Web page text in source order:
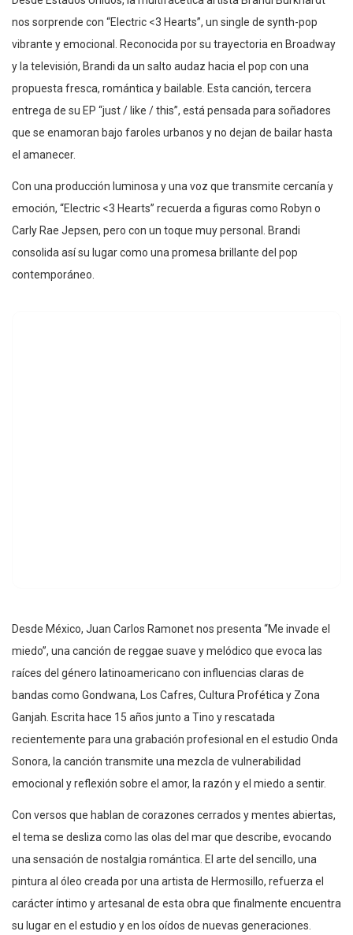
nos sorprende con “Electric <3 Hearts”, un single de synth-pop
vibrante y emocional. Reconocida por su trayectoria en Broadway
y la televisión, Brandi da un salto audaz hacia el pop con una
propuesta fresca, romántica y bailable. Esta canción, tercera
entrega de su EP “just / like / this”, está pensada para soñadores
que se enamoran bajo faroles urbanos y no dejan de bailar hasta
el amanecer.
Con una producción luminosa y una voz que transmite cercanía y
emoción, “Electric <3 Hearts” recuerda a figuras como Robyn o
Carly Rae Jepsen, pero con un toque muy personal. Brandi
consolida así su lugar como una promesa brillante del pop
contemporáneo.
Desde México, Juan Carlos Ramonet nos presenta “Me invade el
miedo”, una canción de reggae suave y melódico que evoca las
raíces del género latinoamericano con influencias claras de
bandas como Gondwana, Los Cafres, Cultura Profética y Zona
Ganjah. Escrita hace 15 años junto a Tino y rescatada
recientemente para una grabación profesional en el estudio Onda
Sonora, la canción transmite una mezcla de vulnerabilidad
emocional y reflexión sobre el amor, la razón y el miedo a sentir.
Con versos que hablan de corazones cerrados y mentes abiertas,
el tema se desliza como las olas del mar que describe, evocando
una sensación de nostalgia romántica. El arte del sencillo, una
pintura al óleo creada por una artista de Hermosillo, refuerza el
carácter íntimo y artesanal de esta obra que finalmente encuentra
su lugar en el estudio y en los oídos de nuevas generaciones.